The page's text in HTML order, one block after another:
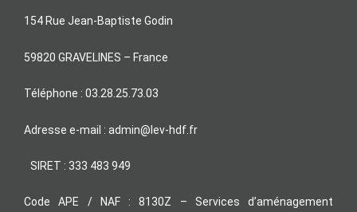
154 Rue Jean-Baptiste Godin
59820 GRAVELINES – France
Téléphone : 03.28.25.73.03
Adresse e-mail : admin@lev-hdf.fr
SIRET : 333 483 949
Code APE / NAF : 8130Z – Services d’aménagement